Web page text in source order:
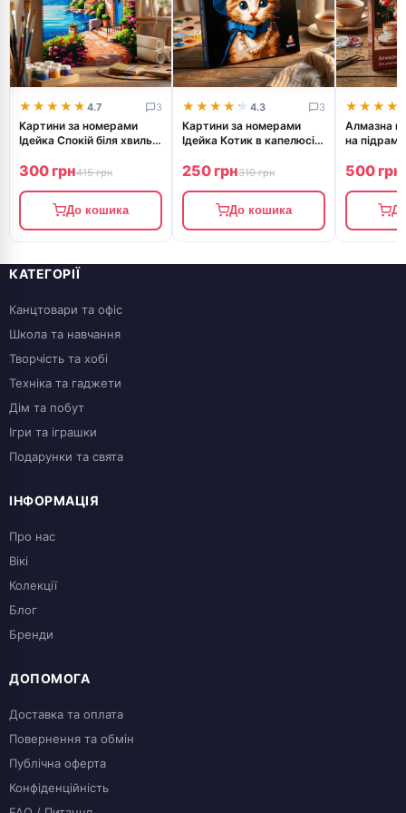
★★★★★
★★★★★ 4.7 3
Картини за номерами
Ідейка Спокій біля хвиль
300 грн415 грн
До кошика
★★★★★
★★★★★ 4.3 3
Картини за номерами
Ідейка Котик в капелюсі
250 грн310 грн
До кошика
Алмазна
на
500 грн
КАТЕГОРІЇ
Канцтовари та офіс
Школа та навчання
Творчість та хобі
Техніка та гаджети
Дім та побут
Ігри та іграшки
Подарунки та свята
ІНФОРМАЦІЯ
Про нас
Вікі
Колекції
Блог
Бренди
ДОПОМОГА
Доставка та оплата
Повернення та обмін
Публічна оферта
Конфіденційність